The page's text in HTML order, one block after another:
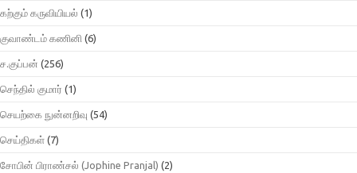
கற்கும் கருவியியல் (1)
குவாண்டம் கணினி (6)
ச.குப்பன் (256)
செந்தில் குமார் (1)
செயற்கை நுன்னறிவு (54)
செய்திகள் (7)
சோபின் பிராண்சல் (Jophine Pranjal) (2)